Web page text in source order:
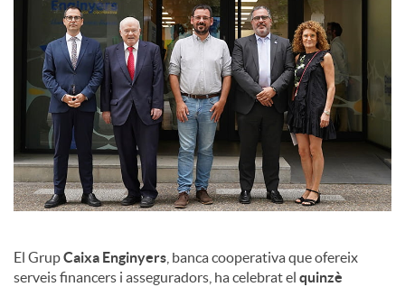
s
El GrupCaixa Enginyers , banca cooperativa que ofereix
serveis financers i asseguradors, ha celebrat el quinzè